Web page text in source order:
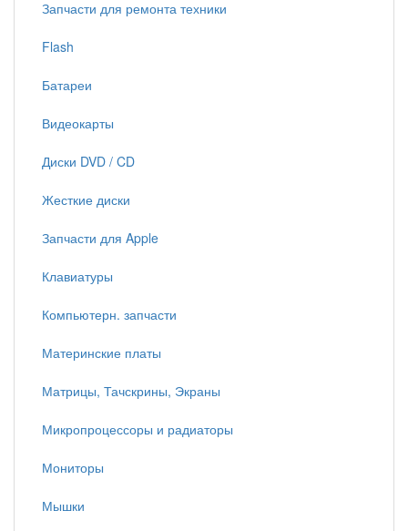
Запчасти для ремонта техники
Flash
Батареи
Видеокарты
Диски DVD / CD
Жесткие диски
Запчасти для Apple
Клавиатуры
Компьютерн. запчасти
Материнские платы
Матрицы, Тачскрины, Экраны
Микропроцессоры и радиаторы
Мониторы
Мышки